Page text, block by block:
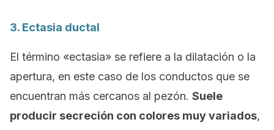
3. Ectasia ductal
El término «ectasia» se refiere a la dilatación o la
apertura, en este caso de los conductos que se
encuentran más cercanos al pezón. Suele
producir secreción con colores muy variados,